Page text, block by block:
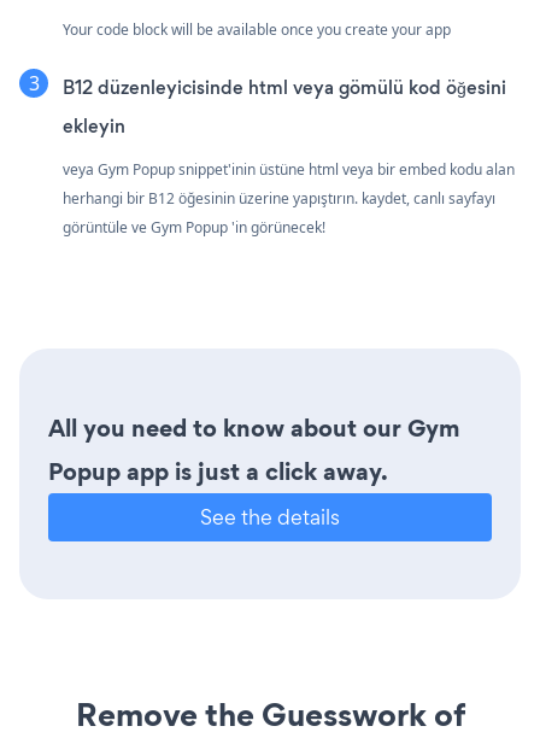
Your code block will be available once you create your app
B12 düzenleyicisinde html veya gömülü kod öğesini
ekleyin
veya Gym Popup snippet'inin üstüne html veya bir embed kodu alan
herhangi bir B12 öğesinin üzerine yapıştırın. kaydet, canlı sayfayı
görüntüle ve Gym Popup 'in görünecek!
All you need to know about our Gym
Popup app is just a click away.
See the details
Remove the Guesswork of